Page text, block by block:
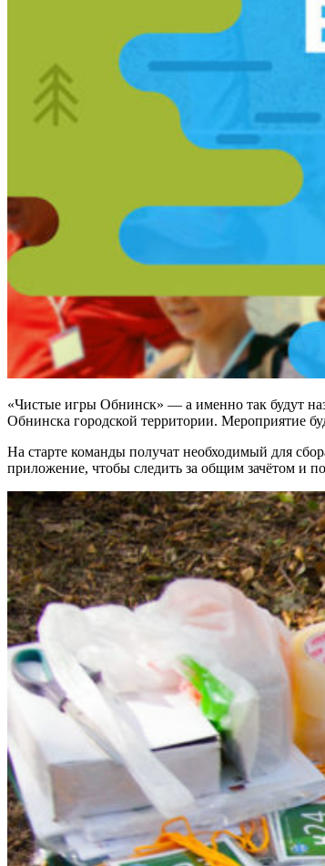
«Чистые игры Обнинск» — а именно так будут
Обнинска городской территории. Мероприятие
На старте команды получат необходимый для
приложение, чтобы следить за общим зачётом и